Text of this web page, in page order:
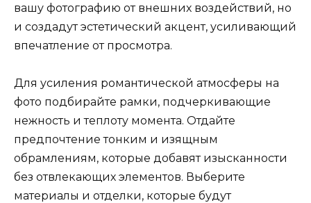
вашу фотографию от внешних воздействий, но
и создадут эстетический акцент, усиливающий
впечатление от просмотра.
Для усиления романтической атмосферы на
фото подбирайте рамки, подчеркивающие
нежность и теплоту момента. Отдайте
предпочтение тонким и изящным
обрамлениям, которые добавят изысканности
без отвлекающих элементов. Выберите
материалы и отделки, которые будут